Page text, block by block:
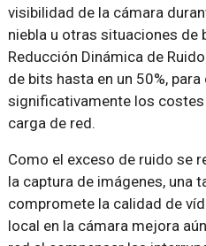
visibilidad de la cámara
niebla u otras situaciones de
Reducción Dinámica de
de bits hasta en un 50%,
significativamente los
carga de red.
Como el exceso de ruido se
la captura de imágenes, una
compromete la calidad de
local en la cámara mejora